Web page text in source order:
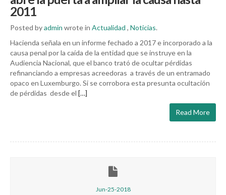
2011
Posted byadmin wrote in Actualidad , Noticias.
Hacienda señala en un informe fechado a 2017 e incorporado a la
causa penal por la caída de la entidad que se instruye en la
Audiencia Nacional, que el banco trató de ocultar pérdidas
refinanciando a empresas acreedoras a través de un entramado
opaco en Luxemburgo. Si se corrobora esta presunta ocultación
de pérdidas desde el […]
Read More
Jun-25-2018